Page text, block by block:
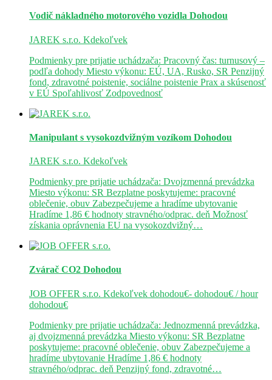
Vodič nákladného motorového vozidla Dohodou
JAREK s.r.o. Kdekoľvek
Podmienky pre prijatie uchádzača: Pracovný čas: turnusový –
podľa dohody Miesto výkonu: EÚ, UA, Rusko, SR Penzijný
fond, zdravotné poistenie, sociálne poistenie Prax a skúsenosť
v EÚ Spoľahlivosť Zodpovednosť
Manipulant s vysokozdvižným vozíkom Dohodou
JAREK s.r.o. Kdekoľvek
Podmienky pre prijatie uchádzača: Dvojzmenná prevádzka
Miesto výkonu: SR Bezplatne poskytujeme: pracovné
oblečenie, obuv Zabezpečujeme a hradíme ubytovanie
Hradíme 1,86 € hodnoty stravného/odprac. deň Možnosť
získania oprávnenia EU na vysokozdvižný…
Zvárač CO2 Dohodou
JOB OFFER s.r.o. Kdekoľvek dohodou€- dohodou€ / hour
dohodou€
Podmienky pre prijatie uchádzača: Jednozmenná prevádzka,
aj dvojzmenná prevádzka Miesto výkonu: SR Bezplatne
poskytujeme: pracovné oblečenie, obuv Zabezpečujeme a
hradíme ubytovanie Hradíme 1,86 € hodnoty
stravného/odprac. deň Penzijný fond, zdravotné…